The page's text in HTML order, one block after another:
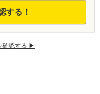
する！
確認する ▶︎